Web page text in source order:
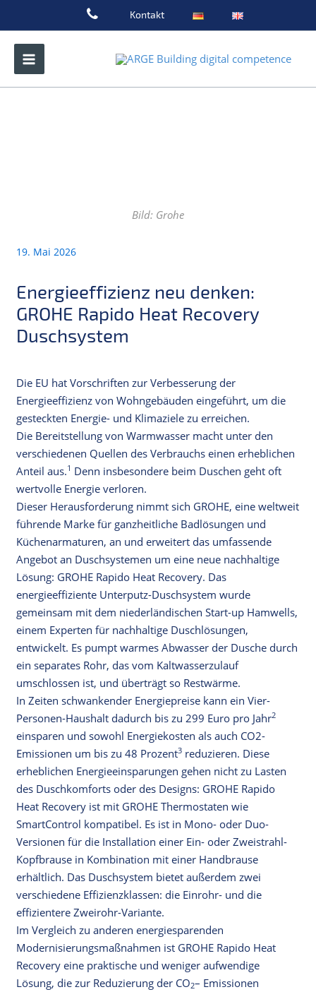
springen
Kontakt
Bild: Grohe
19. Mai 2026
Energieeffizienz neu denken:
GROHE Rapido Heat Recovery
Duschsystem
Die EU hat Vorschriften zur Verbesserung der
Energieeffizienz von Wohngebäuden eingeführt, um die
gesteckten Energie- und Klimaziele zu erreichen.
Die Bereitstellung von Warmwasser macht unter den
verschiedenen Quellen des Verbrauchs einen erheblichen
Anteil aus.1 Denn insbesondere beim Duschen geht oft
wertvolle Energie verloren.
Dieser Herausforderung nimmt sich GROHE, eine weltweit
führende Marke für ganzheitliche Badlösungen und
Küchenarmaturen, an und erweitert das umfassende
Angebot an Duschsystemen um eine neue nachhaltige
Lösung: GROHE Rapido Heat Recovery. Das
energieeffiziente Unterputz-Duschsystem wurde
gemeinsam mit dem niederländischen Start-up Hamwells,
einem Experten für nachhaltige Duschlösungen,
entwickelt. Es pumpt warmes Abwasser der Dusche durch
ein separates Rohr, das vom Kaltwasserzulauf
umschlossen ist, und überträgt so Restwärme.
In Zeiten schwankender Energiepreise kann ein Vier-
Personen-­Haushalt dadurch bis zu 299 Euro pro Jahr2
einsparen und sowohl Energiekosten als auch CO2-
Emissionen um bis zu 48 Prozent3 reduzieren. Diese
erheblichen Energieeinsparungen gehen nicht zu Lasten
des Duschkomforts oder des Designs: GROHE Rapido
Heat Recovery ist mit GROHE Thermostaten wie
SmartControl kompatibel. Es ist in Mono- oder Duo-
Versionen für die Installation einer Ein- oder Zweistrahl-
Kopfbrause in Kombination mit einer Handbrause
erhältlich. Das Duschsystem bietet außerdem zwei
verschiedene Effizienzklassen: die Einrohr- und die
effizientere Zweirohr-Variante.
Im Vergleich zu anderen energiesparenden
Modernisierungsmaßnahmen ist GROHE Rapido Heat
Recovery eine praktische und weniger aufwendige
Lösung, die zur Reduzierung der CO2– Emissionen